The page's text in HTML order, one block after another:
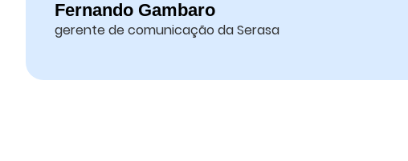
Fernando Gambaro
gerente de comunicação da Serasa